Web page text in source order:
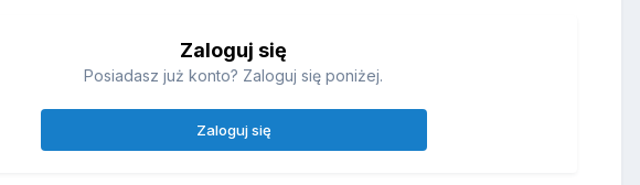
Zaloguj się
Posiadasz już konto? Zaloguj się poniżej.
Zaloguj się